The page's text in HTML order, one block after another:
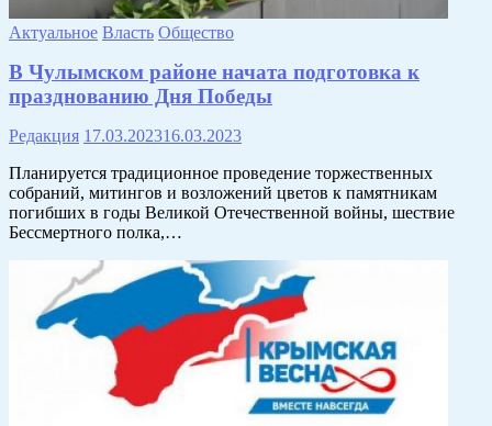
Актуальное Власть Общество
В Чулымском районе начата подготовка к
празднованию Дня Победы
Редакция 17.03.202316.03.2023
Планируется традиционное проведение торжественных
собраний, митингов и возложений цветов к памятникам
погибших в годы Великой Отечественной войны, шествие
Бессмертного полка,…